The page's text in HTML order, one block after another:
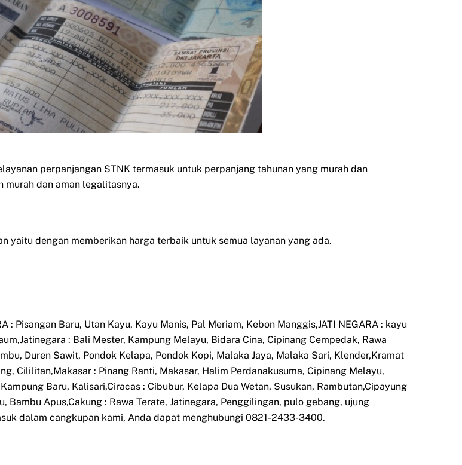
perpanjangan STNK termasuk untuk perpanjang tahunan yang murah dan
murah dan aman legalitasnya.
yaitu dengan memberikan harga terbaik untuk semua layanan yang ada.
Pisangan Baru, Utan Kayu, Kayu Manis, Pal Meriam, Kebon Manggis,JATI NEGARA : kayu
: Bali Mester, Kampung Melayu, Bidara Cina, Cipinang Cempedak, Rawa
Duren Sawit, Pondok Kelapa, Pondok Kopi, Malaka Jaya, Malaka Sari, Klender,Kramat
Cililitan,Makasar : Pinang Ranti, Makasar, Halim Perdanakusuma, Cipinang Melayu,
Baru, Kalisari,Ciracas : Cibubur, Kelapa Dua Wetan, Susukan, Rambutan,Cipayung
Bambu Apus,Cakung : Rawa Terate, Jatinegara, Penggilingan, pulo gebang, ujung
dalam cangkupan kami, Anda dapat menghubungi 0821-2433-3400.